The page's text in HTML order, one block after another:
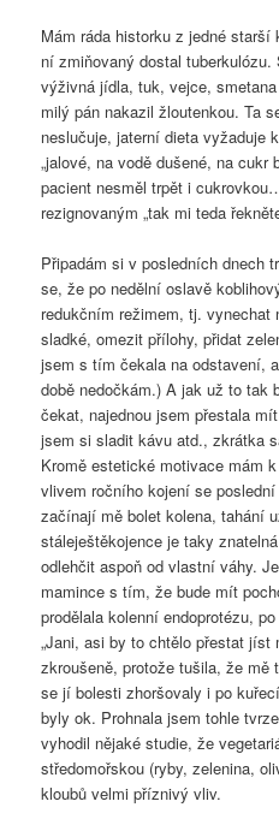
Mám ráda historku z jedné
ní zmiňovaný dostal
výživná jídla, tuk, vejce,
milý pán nakazil žloutenkou. Ta
neslučuje, jaterní dieta vyžaduje
„jalové, na vodě dušené, na cukr
pacient nesměl trpět i
rezignovaným „tak mi teda
Připadám si v posledních dnech
se, že po nedělní oslavě
redukčním režimem, tj. vynechat
sladké, omezit přílohy, přidat
jsem s tím čekala na odstavení,
době nedočkám.) A jak už to tak
čekat, najednou jsem přestala
jsem si sladit kávu atd., zkrátka
Kromě estetické motivace mám
vlivem ročního kojení se
začínají mě bolet kolena, tahání
stáleještěkojence je taky
odlehčit aspoň od vlastní váhy.
mamince s tím, že bude mít
prodělala kolenní endoprotézu,
„Jani, asi by to chtělo přestat jíst
zkroušeně, protože tušila, že mě
se jí bolesti zhoršovaly i po
byly ok. Prohnala jsem tohle
vyhodil nějaké studie, že
středomořskou (ryby, zelenina,
kloubů velmi příznivý vliv.